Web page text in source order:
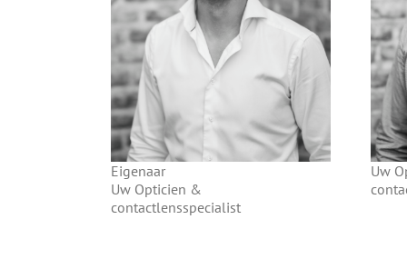
Eigenaar
Uw Opticien &
contactlensspecialist
Uw